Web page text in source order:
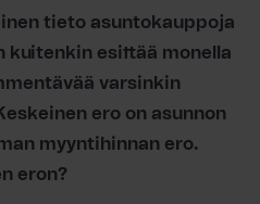
tieto asuntokauppoja
kuitenkin esittää monella
varsinkin
ero on asunnon
myyntihinnan ero.
eron?